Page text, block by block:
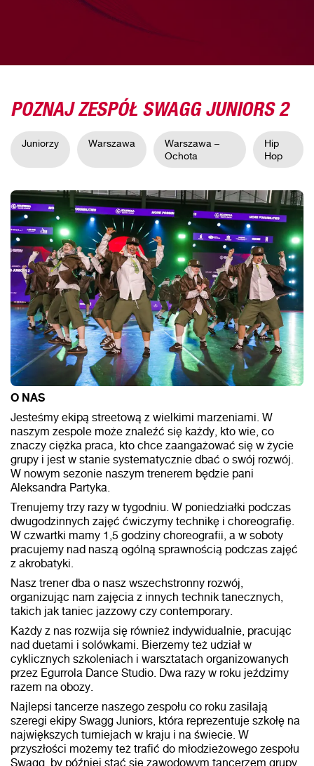
POZNAJ ZESPÓŁ SWAGG JUNIORS 2
Juniorzy Warszawa
Warszawa –
Ochota
Hip
Hop
O NAS
Jesteśmy ekipą streetową z wielkimi marzeniami. W
naszym zespole może znaleźć się każdy, kto wie, co
znaczy ciężka praca, kto chce zaangażować się w życie
grupy i jest w stanie systematycznie dbać o swój rozwój.
W nowym sezonie naszym trenerem będzie pani
Aleksandra Partyka.
Trenujemy trzy razy w tygodniu. W poniedziałki podczas
dwugodzinnych zajęć ćwiczymy technikę i choreografię.
W czwartki mamy 1,5 godziny choreografii, a w soboty
pracujemy nad naszą ogólną sprawnością podczas zajęć
z akrobatyki.
Nasz trener dba o nasz wszechstronny rozwój,
organizując nam zajęcia z innych technik tanecznych,
takich jak taniec jazzowy czy contemporary.
Każdy z nas rozwija się również indywidualnie, pracując
nad duetami i solówkami. Bierzemy też udział w
cyklicznych szkoleniach i warsztatach organizowanych
przez Egurrola Dance Studio. Dwa razy w roku jeździmy
razem na obozy.
Najlepsi tancerze naszego zespołu co roku zasilają
szeregi ekipy Swagg Juniors, która reprezentuje szkołę na
największych turniejach w kraju i na świecie. W
przyszłości możemy też trafić do młodzieżowego zespołu
Swagg, by później stać się zawodowym tancerzem grupy